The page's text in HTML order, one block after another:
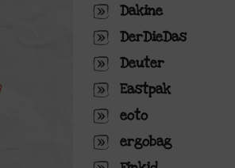
Dakine
DerDieDas
Deuter
Eastpak
eoto
ergobag